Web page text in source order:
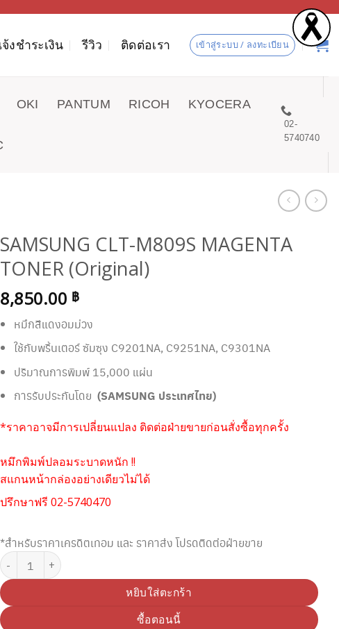
งชำระเงิน รีวิว ติดต่อเรา เข้าสู่ระบบ / ลงทะเบียน
OKI PANTUM RICOH KYOCERA
02-
5740740
SAMSUNG CLT-M809S MAGENTA
TONER (Original)
8,850.00 ฿
หมึกสีแดงอมม่วง
ใช้กับพริ้นเตอร์ ซัมซุง C9201NA, C9251NA, C9301NA
ปริมาณการพิมพ์ 15,000 แผ่น
การรับประกันโดย (SAMSUNG ประเทศไทย)
*ราคาอาจมีการเปลี่ยนแปลง ติดต่อฝ่ายขายก่อนสั่งซื้อทุกครั้ง
หมึกพิมพ์ปลอมระบาดหนัก !!
สแกนหน้ากล่องอย่างเดียวไม่ได้
ปรึกษาฟรี 02-5740470
*สำหรับราคาเครดิตเทอม และ ราคาส่ง โปรดติดต่อฝ่ายขาย
จำนวน SAMSUNG CLT-M809S MAGENTA TONER (Original) ชิ้น
หยิบใส่ตะกร้า
ซื้อตอนนี้